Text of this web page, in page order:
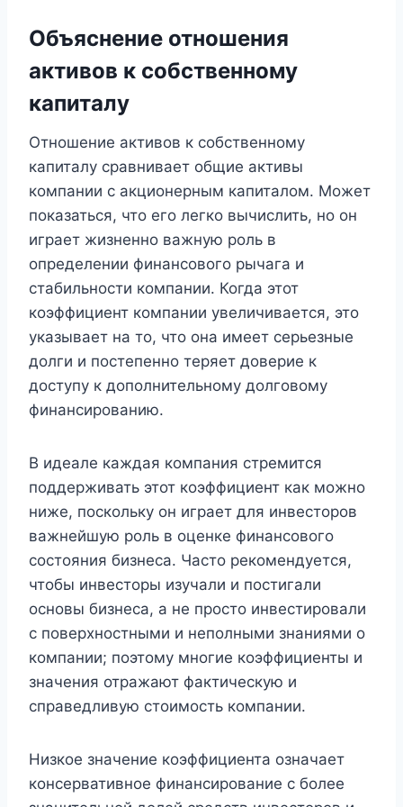
Объяснение отношения
активов к собственному
капиталу
Отношение активов к собственному
капиталу сравнивает общие активы
компании с акционерным капиталом. Может
показаться, что его легко вычислить, но он
играет жизненно важную роль в
определении финансового рычага и
стабильности компании. Когда этот
коэффициент компании увеличивается, это
указывает на то, что она имеет серьезные
долги и постепенно теряет доверие к
доступу к дополнительному долговому
финансированию.
В идеале каждая компания стремится
поддерживать этот коэффициент как можно
ниже, поскольку он играет для инвесторов
важнейшую роль в оценке финансового
состояния бизнеса. Часто рекомендуется,
чтобы инвесторы изучали и постигали
основы бизнеса, а не просто инвестировали
с поверхностными и неполными знаниями о
компании; поэтому многие коэффициенты и
значения отражают фактическую и
справедливую стоимость компании.
Низкое значение коэффициента означает
консервативное финансирование с более